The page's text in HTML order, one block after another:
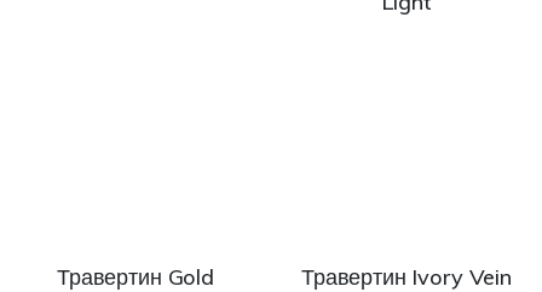
Травертин Gold
Травертин Ivory Vein